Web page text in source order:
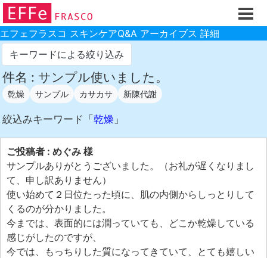
ホーム
ご注文フォーム
初回割引
製品のご案内
お買い物ガイド
スキンケアQ&Aアーカイブス
製品レビュー
スキンケア基礎講座
コスメ辞典 化粧品成分検索
ご購入履歴
ご登録情報
ご紹介(アフェリエイト)制度
エフェフラスコ スキンケアQ&A アーカイブス 詳細
キーワードによる絞り込み
件名 : サンプル使いました。
乾燥 サンプル カサカサ 新陳代謝
絞込みキーワード「 乾燥 」
ご投稿者 : めぐみ 様
サンプルありがとうございました。（お礼が遅くなりまし
て、申し訳ありません）
使い始めて２日位たった頃に、肌の内側からしっとりして
くるのが分かりました。
今までは、表面的には潤っていても、どこか乾燥している
感じがしたのですが、
今では、もっちりした質になってきていて、とても嬉しい